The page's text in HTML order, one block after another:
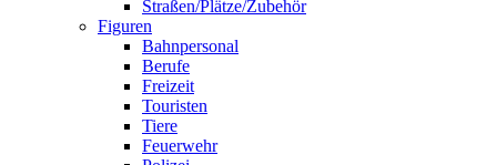
Straßen/Plätze/Zubehör
Figuren
Bahnpersonal
Berufe
Freizeit
Touristen
Tiere
Feuerwehr